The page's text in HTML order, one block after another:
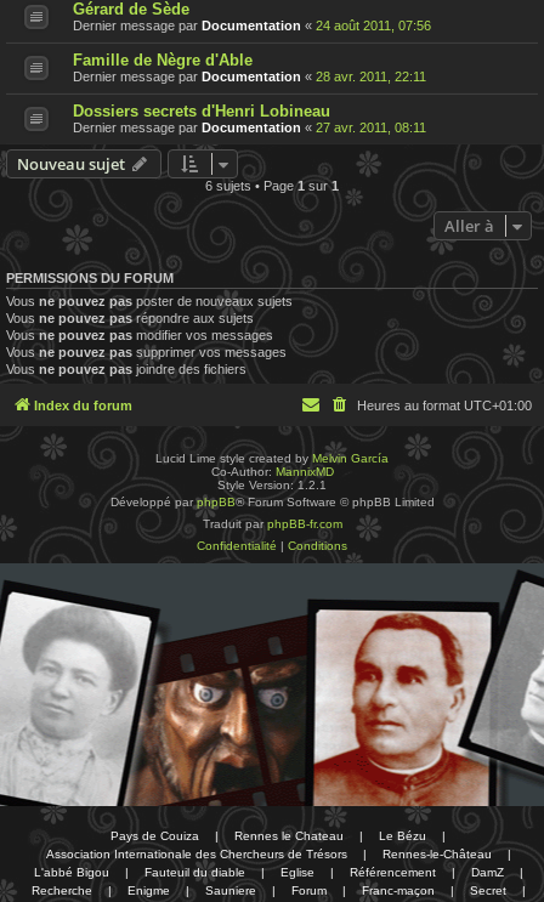
Gérard de Sède
Dernier message par Documentation « 24 août 2011, 07:56
Famille de Nègre d'Able
Dernier message par Documentation « 28 avr. 2011, 22:11
Dossiers secrets d'Henri Lobineau
Dernier message par Documentation « 27 avr. 2011, 08:11
Nouveau sujet
6 sujets • Page1sur1
Aller à
PERMISSIONS DU FORUM
Vous ne pouvez pas poster de nouveaux sujets
Vous ne pouvez pasrépondre aux sujets
Vousne pouvez pas modifier vos messages
Vousne pouvez pas supprimer vos messages
Vous ne pouvez pas joindre des fichiers
Index du forum Heures au format UTC+01:00
Lucid Lime style created by Melvin García
Co-Author: MannixMD
Style Version: 1.2.1
Développé parphpBB® Forum Software © phpBB Limited
Traduit parphpBB-fr.com
Confidentialité | Conditions
Pays de Couiza | Rennes le Chateau | Le Bézu
|
Association Internationale des Chercheurs de Trésors
| Rennes-le-Château
|
L'abbé Bigou
| Fauteuil du diable | Eglise | Référencement | DamZ
|
Recherche
| Enigme | Sauniere | Forum | Franc-maçon | Secret |